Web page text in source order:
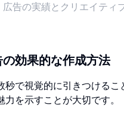
広告の実績とクリエイティ
効果的な作成方法
秒で視覚的に引きつけるこ
力を示すことが大切です。